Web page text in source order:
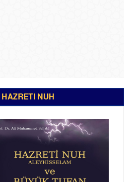
HAZRETI NUH